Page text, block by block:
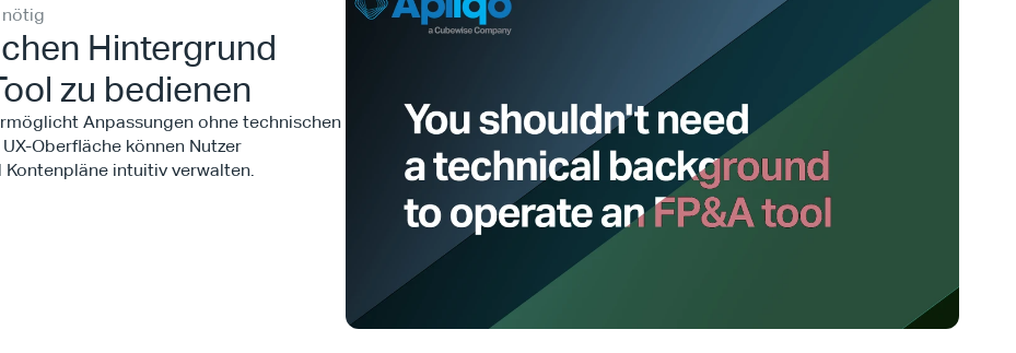
nötig
Hintergrund
zu bedienen
Anpassungen ohne technischen
Oberfläche können Nutzer
intuitiv verwalten.